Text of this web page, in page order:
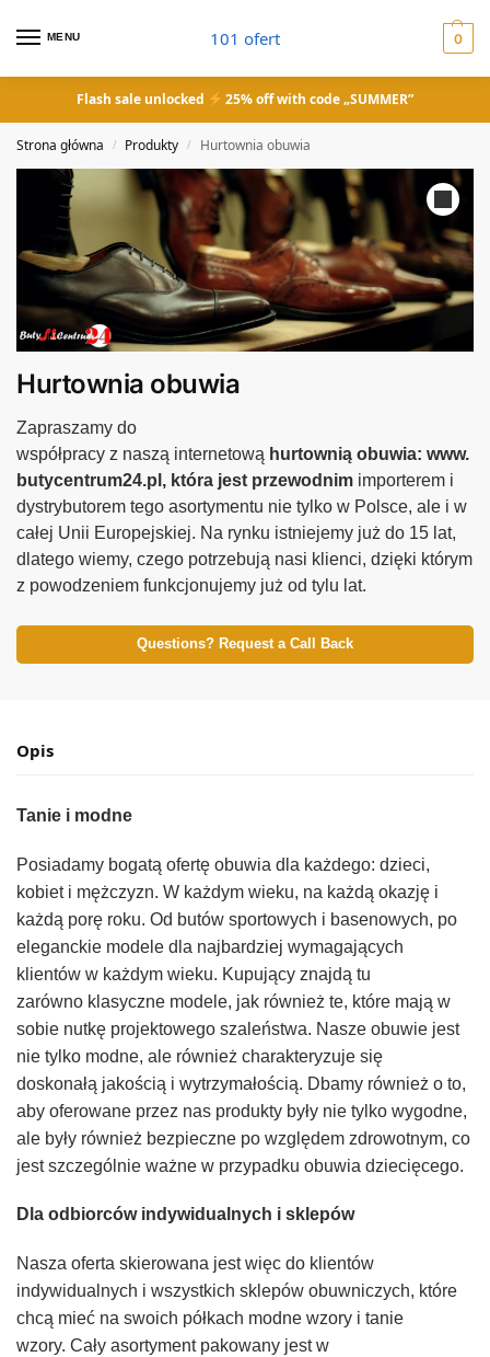
MENU 101 ofert 0
Flash sale unlocked 25% off with code „SUMMER”
Strona główna / Produkty / Hurtownia obuwia
Hurtownia obuwia
Zapraszamy do
współpracy z naszą internetową hurtownią obuwia: www.
butycentrum24.pl, która jest przewodnim importerem i
dystrybutorem tego asortymentu nie tylko w Polsce, ale i w
całej Unii Europejskiej. Na rynku istniejemy już do 15 lat,
dlatego wiemy, czego potrzebują nasi klienci, dzięki którym
z powodzeniem funkcjonujemy już od tylu lat.
Questions? Request a Call Back
Opis
Tanie i modne
Posiadamy bogatą ofertę obuwia dla każdego: dzieci,
kobiet i mężczyzn. W każdym wieku, na każdą okazję i
każdą porę roku. Od butów sportowych i basenowych, po
eleganckie modele dla najbardziej wymagających
klientów w każdym wieku. Kupujący znajdą tu
zarówno klasyczne modele, jak również te, które mają w
sobie nutkę projektowego szaleństwa. Nasze obuwie jest
nie tylko modne, ale również charakteryzuje się
doskonałą jakością i wytrzymałością. Dbamy również o to,
aby oferowane przez nas produkty były nie tylko wygodne,
ale były również bezpieczne po wzgl ędem zdrowotnym, co
jest szczegó nie ważne w przypadku obuwia dziecięcego.
D la odbiorców indywidualnych i sklepów
Nasza oferta skierowana jest więc do klientów
indywidualnych i wszystkich sklepów obuwniczych, które
chcą mieć na swoich półkach modne wzory i tanie
wzory. Cały asortymentpakowany jestw